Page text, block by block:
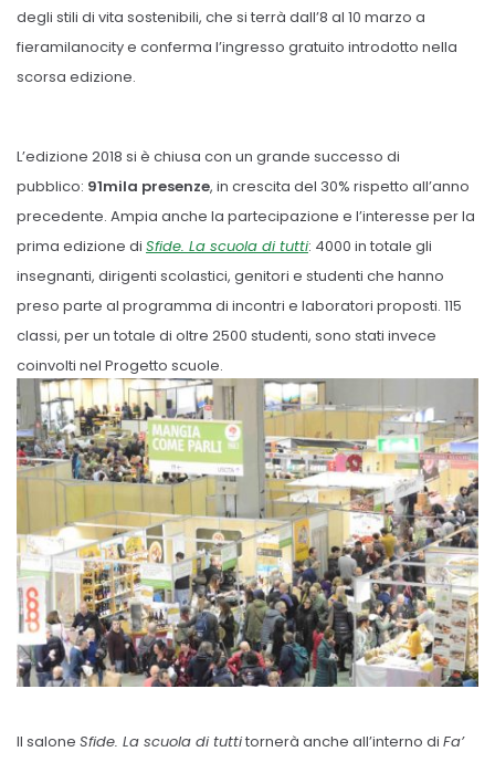
degli stili di vita sostenibili, che si terrà dall’8 al 10 marzo a
fieramilanocity e conferma l’ingresso gratuito introdotto nella
scorsa edizione.
L’edizione 2018 si è chiusa con un grande successo di
pubblico: 91mila presenze, in crescita del 30% rispetto all’anno
precedente. Ampia anche la partecipazione e l’interesse per la
prima edizione di Sfide. La scuola di tutti: 4000 in totale gli
insegnanti, dirigenti scolastici, genitori e studenti che hanno
preso parte al programma di incontri e laboratori proposti. 115
classi, per un totale di oltre 2500 studenti, sono stati invece
coinvolti nel Progetto scuole.
Il salone Sfide. La scuola di tuttitornerà anche all’interno di Fa’